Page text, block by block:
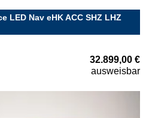
LED Nav eHK ACC SHZ LHZ
32.899,00 €
ausweisbar